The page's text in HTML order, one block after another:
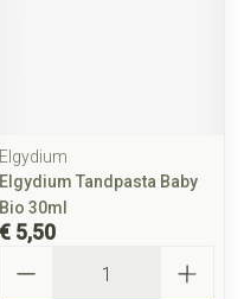
Elgydium
Elgydium Tandpasta Baby
Bio 30ml
€ 5,50